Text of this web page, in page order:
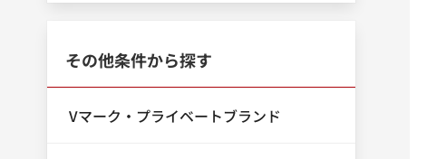
その他条件から探す
Vマーク・プライベートブランド